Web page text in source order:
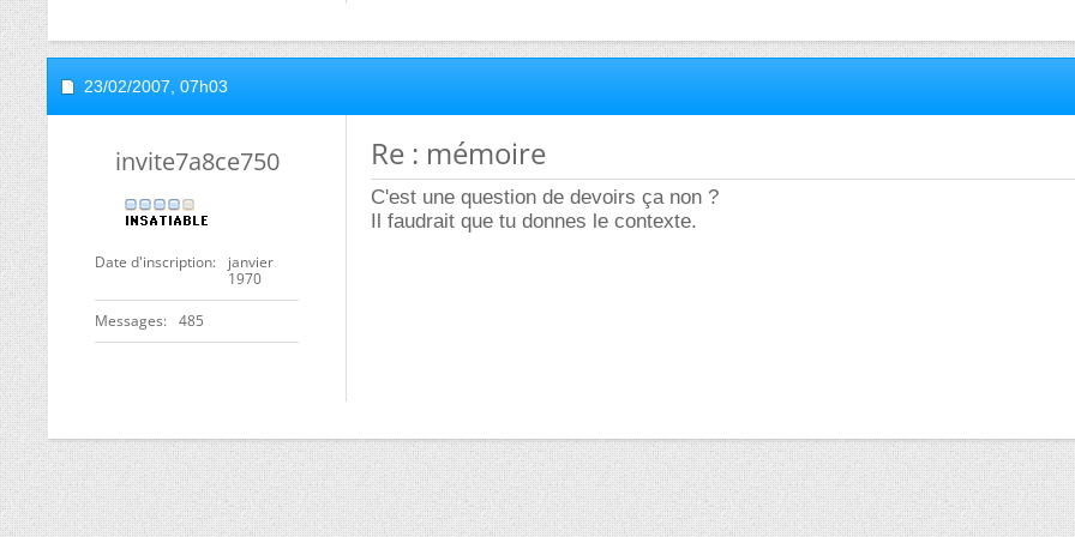
23/02/2007, 07h03
invite7a8ce750
Date d'inscription
janvier
1970
Messages 485
Re : mémoire
C'est une question de devoirs ça non ?
Il faudrait que tu donnes le contexte.